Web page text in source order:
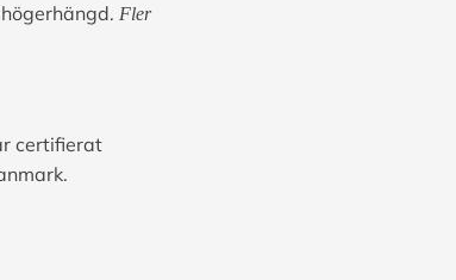
Fler
certifierat